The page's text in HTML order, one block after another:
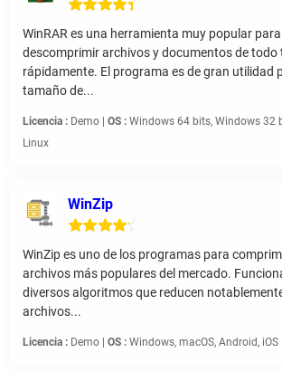
WinRAR es una herramienta muy popular
descomprimir archivos y documentos de todo
rápidamente. El programa es de gran utilidad
tamaño de...
Licencia : Demo | OS : Windows 64 bits, Windows 32
Linux
WinZip
WinZip es uno de los programas para
archivos más populares del mercado.
diversos algoritmos que reducen
archivos...
Licencia : Demo | OS : Windows, macOS, Android, iOS